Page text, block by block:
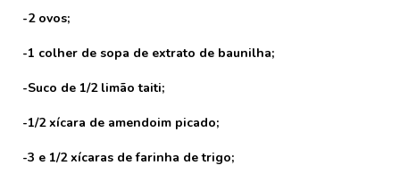
-2 ovos;
-1 colher de sopa de extrato de baunilha;
-Suco de 1/2 limão taiti;
-1/2 xícara de amendoim picado;
-3 e 1/2 xícaras de farinha de trigo;